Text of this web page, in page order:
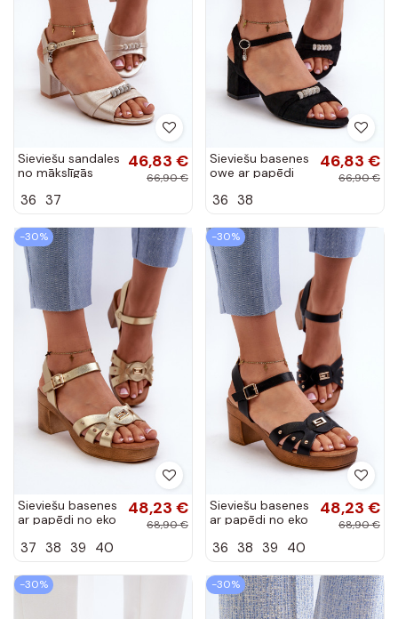
Sieviešu sandales
no mākslīgās
papēžiem un
detaļām zelta
krāsā Narhi
46,83 €
66,90 €
36 37
Sieviešu basenes
owe ar papēdi
Narhi
46,83 €
66,90 €
36 38
-30%
Sieviešu basenes
ar papēdi no eko
Assames
48,23 €
68,90 €
37 38 39 40
-30%
Sieviešu basenes
ar papēdi no eko
krāsas Assames
48,23 €
68,90 €
36 38 39 40
-30% -30%